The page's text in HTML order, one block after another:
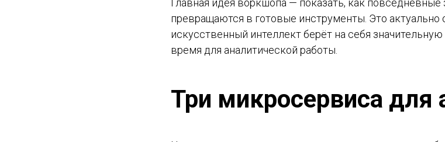
Главная идея воркшопа — показать, как повседневные
превращаются в готовые инструменты. Это актуально
искусственный интеллект берёт на себя
время для аналитической работы.
Три микросервиса для